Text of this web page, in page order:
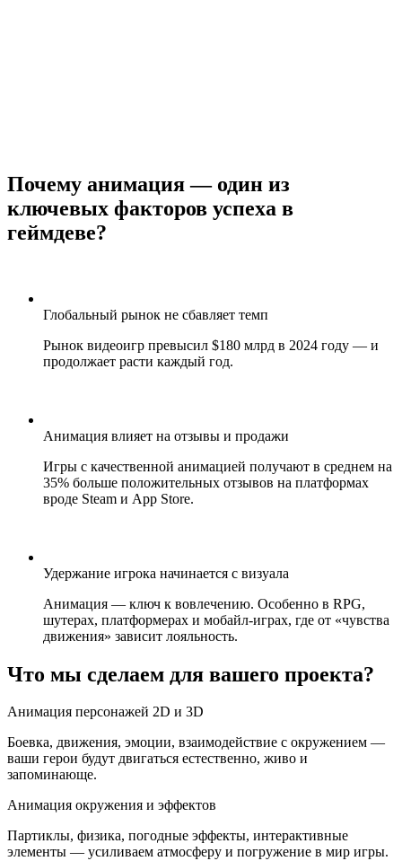
Почему анимация — один из
ключевых факторов успеха в
геймдеве?
Глобальный рынок не сбавляет темп
Рынок видеоигр превысил $180 млрд в 2024 году — и
продолжает расти каждый год.
Анимация влияет на отзывы и продажи
Игры с качественной анимацией получают в среднем на
35% больше положительных отзывов на платформах
вроде Steam и App Store.
Удержание игрока начинается с визуала
Анимация — ключ к вовлечению. Особенно в RPG,
шутерах, платформерах и мобайл-играх, где от «чувства
движения» зависит лояльность.
Что мы сделаем для вашего проекта?
Анимация персонажей 2D и 3D
Боевка, движения, эмоции, взаимодействие с окружением —
ваши герои будут двигаться естественно, живо и
запоминающе.
Анимация окружения и эффектов
Партиклы, физика, погодные эффекты, интерактивные
элементы — усиливаем атмосферу и погружение в мир игры.